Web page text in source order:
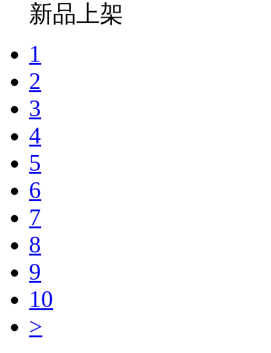
新品上架
1
2
3
4
5
6
7
8
9
10
>